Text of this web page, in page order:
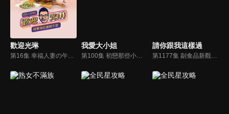
歡迎光琳
第16集 幸福人妻の午後食光
我愛大小姐
第100集 初戀那些小事！初戀傷透劉真的心竟卻最刻苦銘心？！
請你跟我這樣過
第1177集 副食品新觀念？！跟以前差很多？！